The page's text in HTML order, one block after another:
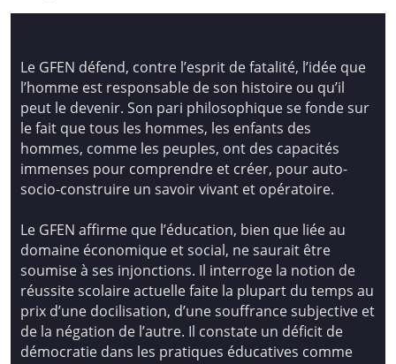
Le GFEN défend, contre l’esprit de fatalité, l’idée que
l’homme est responsable de son histoire ou qu’il
peut le devenir. Son pari philosophique se fonde sur
le fait que tous les hommes, les enfants des
hommes, comme les peuples, ont des capacités
immenses pour comprendre et créer, pour auto-
socio-construire un savoir vivant et opératoire.
Le GFEN affirme que l’éducation, bien que liée au
domaine économique et social, ne saurait être
soumise à ses injonctions. Il interroge la notion de
réussite scolaire actuelle faite la plupart du temps au
prix d’une docilisation, d’une souffrance subjective et
de la négation de l’autre. Il constate un déficit de
démocratie dans les pratiques éducatives comme